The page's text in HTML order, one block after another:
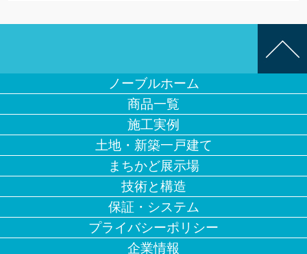
ノーブルホーム
商品一覧
施工実例
土地・新築一戸建て
まちかど展示場
技術と構造
保証・システム
プライバシーポリシー
企業情報